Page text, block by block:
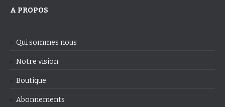
A PROPOS
Qui sommes nous
Notre vision
Boutique
Abonnements